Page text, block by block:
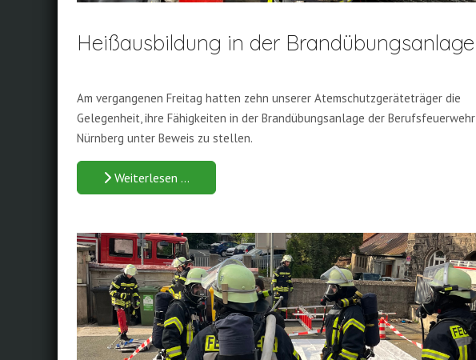
Heißausbildung in der Brandübungsanlage
Am vergangenen Freitag hatten zehn unserer Atemschutzgeräteträger die
Gelegenheit, ihre Fähigkeiten in der Brandübungsanlage der Berufsfeuerwehr
Nürnberg unter Beweis zu stellen.
Weiterlesen …